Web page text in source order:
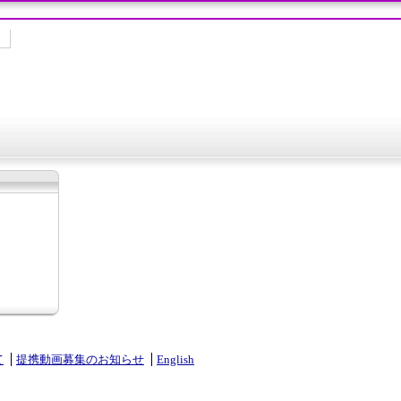
提携動画募集のお知らせ English